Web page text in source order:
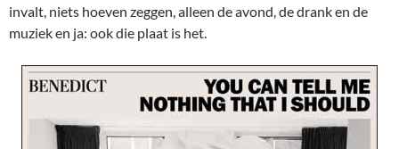
invalt, niets hoeven zeggen, alleen de avond, de drank en de
muziek en ja: ook die plaat is het.